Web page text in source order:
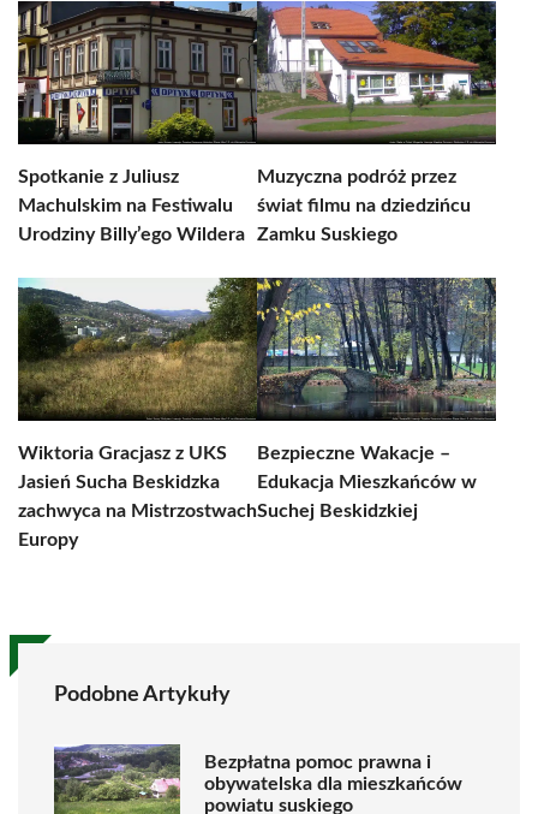
Spotkanie z Juliusz
Machulskim na Festiwalu
Urodziny Billy’ego Wildera
Muzyczna podróż przez
świat filmu na dziedzińcu
Zamku Suskiego
Wiktoria Gracjasz z UKS
Jasień Sucha Beskidzka
zachwyca na Mistrzostwach
Europy
Bezpieczne Wakacje –
Edukacja Mieszkańców w
Suchej Beskidzkiej
Podobne Artykuły
Bezpłatna pomoc prawna i
obywatelska dla mieszkańców
powiatu suskiego